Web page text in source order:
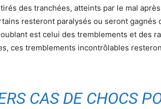
des tranchées, atteints par le mal
resteront paralysés ou seront gagnés
est celui des tremblements et des
ces tremblements incontrôlables
CAS DE CHOCS